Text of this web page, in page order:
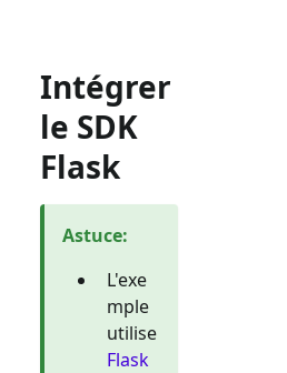
Intégrer
le SDK
Flask
Astuce:
L'exe
mple
utilise
Flask